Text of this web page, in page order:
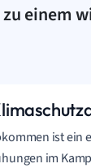
einem
ist ein
im